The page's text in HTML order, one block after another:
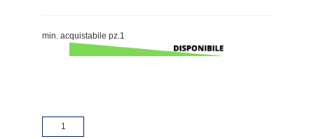
min. acquistabile pz.1